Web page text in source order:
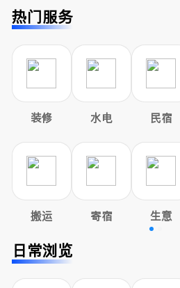
热门服务
装修 水电 民宿
搬运 寄宿 生意
日常浏览